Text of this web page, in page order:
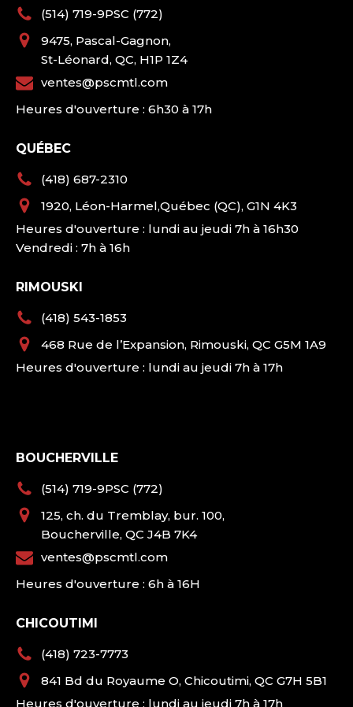
(514) 719-9PSC (772)
9475, Pascal-Gagnon,
St-Léonard, QC, H1P 1Z4
ventes@pscmtl.com
Heures d'ouverture : 6h30 à 17h
QUÉBEC
(418) 687-2310
1920, Léon-Harmel,Québec (QC), G1N 4K3
Heures d'ouverture : lundi au jeudi 7h à 16h30
Vendredi : 7h à 16h
RIMOUSKI
(418) 543-1853
468 Rue de l’Expansion, Rimouski, QC G5M 1A9
Heures d'ouverture : lundi au jeudi 7h à 17h
BOUCHERVILLE
(514) 719-9PSC (772)
125, ch. du Tremblay, bur. 100,
Boucherville, QC J4B 7K4
ventes@pscmtl.com
Heures d'ouverture : 6h à 16H
CHICOUTIMI
(418) 723-7773
841 Bd du Royaume O, Chicoutimi, QC G7H 5B1
Heures d'ouverture : lundi au jeudi 7h à 17h